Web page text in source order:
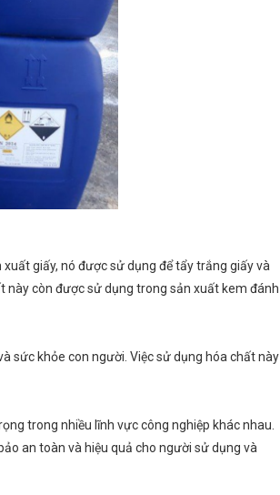
giấy, nó được sử dụng để tẩy trắng giấy và
này còn được sử dụng trong sản xuất kem đánh
sức khỏe con người. Việc sử dụng hóa chất này
trong nhiều lĩnh vực công nghiệp khác nhau.
an toàn và hiệu quả cho người sử dụng và